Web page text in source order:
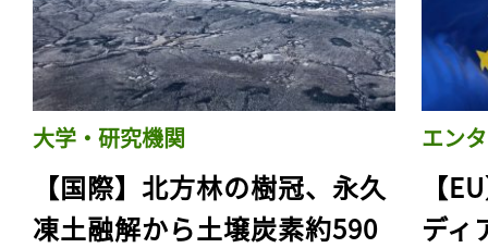
大学・研究機関
【国際】北方林の樹冠、永久
凍土融解から土壌炭素約590
エン
【
ディ